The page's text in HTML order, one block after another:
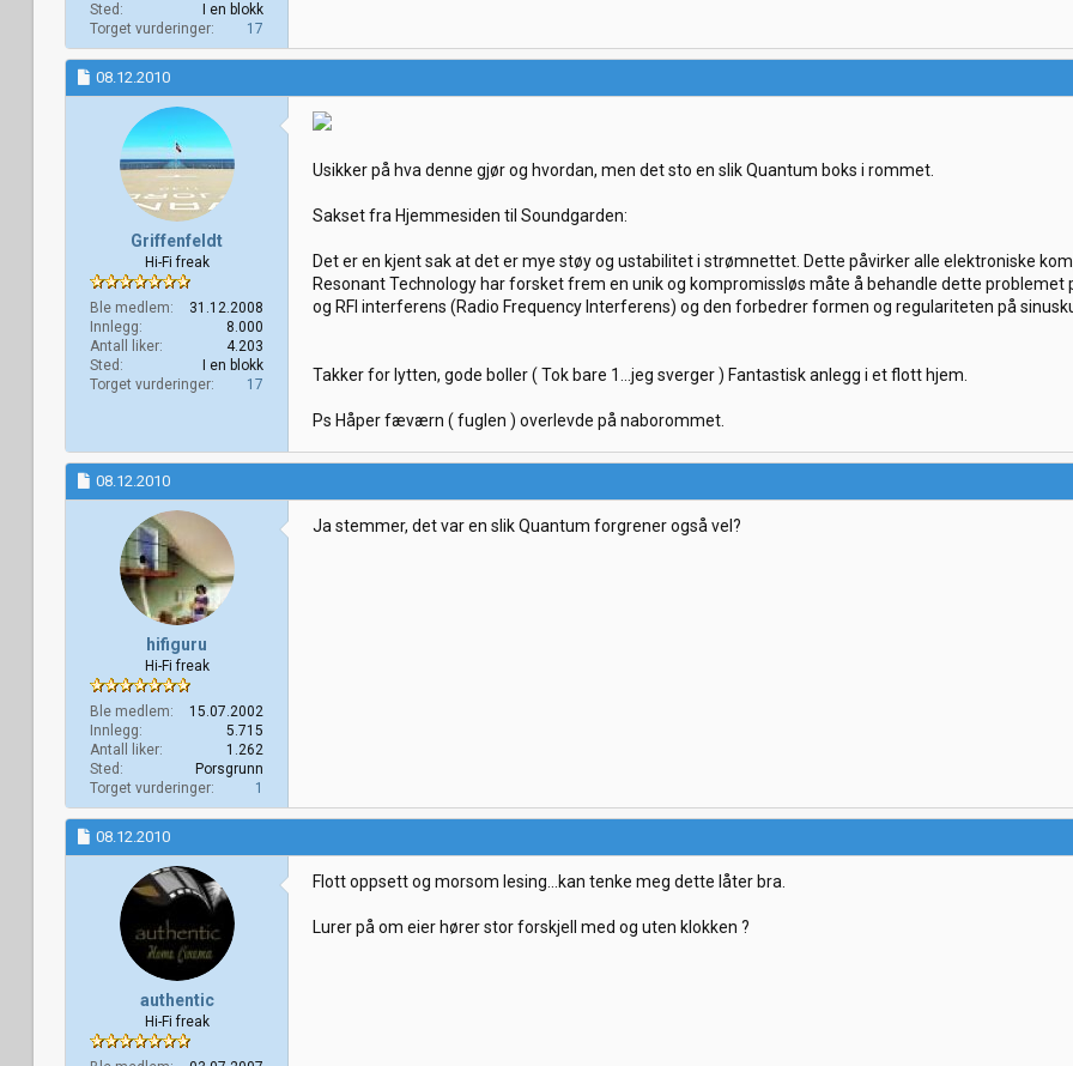
Sted
I en blokk
Torget vurderinger
17
08.12.2010
Griffenfeldt
Hi-Fi freak
Ble medlem
31.12.2008
Innlegg
8.000
Antall liker
4.203
Sted
I en blokk
Torget vurderinger
17
Usikker på hva denne gjør og hvordan, men det sto en slik Quantum boks i rommet.
Sakset fra Hjemmesiden til Soundgarden:
Det er en kjent sak at det er mye støy og ustabilitet i strømnettet. Dette påvirker alle elektroniske
Resonant Technology har forsket frem en unik og kompromissløs måte å behandle dette problemet
og RFI interferens (Radio Frequency Interferens) og den forbedrer formen og regulariteten på
Takker for lytten, gode boller ( Tok bare 1...jeg sverger ) Fantastisk anlegg i et flott hjem.
Ps Håper fæværn ( fuglen ) overlevde på naborommet.
08.12.2010
hifiguru
Hi-Fi freak
Ble medlem
15.07.2002
Innlegg
5.715
Antall liker
1.262
Sted
Porsgrunn
Torget vurderinger
1
Ja stemmer, det var en slik Quantum forgrener også vel?
08.12.2010
authentic
Hi-Fi freak
Flott oppsett og morsom lesing...kan tenke meg dette låter bra.
Lurer på om eier hører stor forskjell med og uten klokken ?